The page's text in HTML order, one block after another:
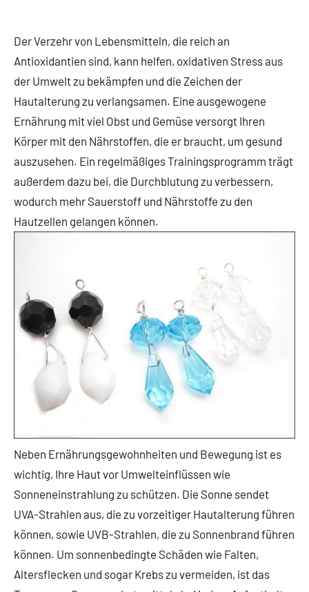
Der Verzehr von Lebensmitteln, die reich an
Antioxidantien sind, kann helfen, oxidativen Stress aus
der Umwelt zu bekämpfen und die Zeichen der
Hautalterung zu verlangsamen. Eine ausgewogene
Ernährung mit viel Obst und Gemüse versorgt Ihren
Körper mit den Nährstoffen, die er braucht, um gesund
auszusehen. Ein regelmäßiges Trainingsprogramm trägt
außerdem dazu bei, die Durchblutung zu verbessern,
wodurch mehr Sauerstoff und Nährstoffe zu den
Hautzellen gelangen können.
Neben Ernährungsgewohnheiten und Bewegung ist es
wichtig, Ihre Haut vor Umwelteinflüssen wie
Sonneneinstrahlung zu schützen. Die Sonne sendet
UVA-Strahlen aus, die zu vorzeitiger Hautalterung führen
können, sowie UVB-Strahlen, die zu Sonnenbrand führen
können. Um sonnenbedingte Schäden wie Falten,
Altersflecken und sogar Krebs zu vermeiden, ist das